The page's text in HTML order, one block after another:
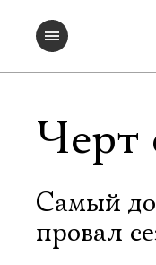
Черт
Самый
провал